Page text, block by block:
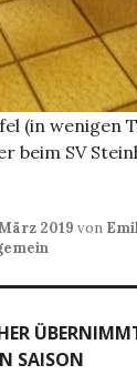
(in wenigen
beim SV
2019 von
SAISON